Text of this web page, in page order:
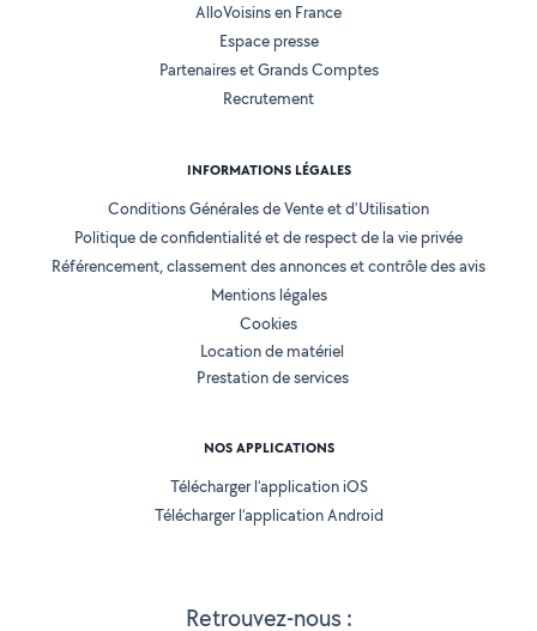
Retrouvez-nous :
AlloVoisins en France
Espace presse
Partenaires et Grands Comptes
Recrutement
INFORMATIONS LÉGALES
Conditions Générales de Vente et d'Utilisation
Politique de confidentialité et de respect de la vie privée
Référencement, classement des annonces et contrôle des avis
Mentions légales
Cookies
Location de matériel
Prestation de services
NOS APPLICATIONS
Télécharger l’application iOS
Télécharger l’application Android